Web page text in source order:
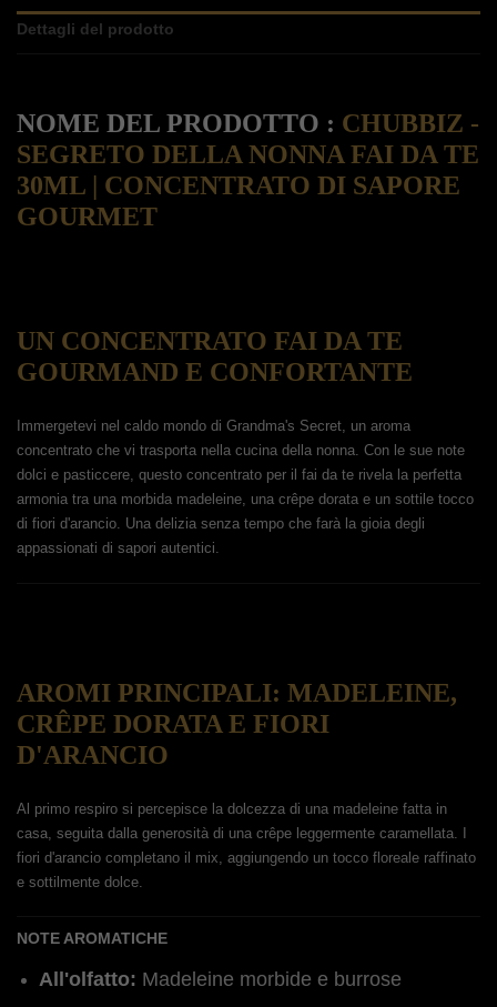
Dettagli del prodotto
NOME DEL PRODOTTO : CHUBBIZ -
SEGRETO DELLA NONNA FAI DA TE
30ML | CONCENTRATO DI SAPORE
GOURMET
UN CONCENTRATO FAI DA TE
GOURMAND E CONFORTANTE
Immergetevi nel caldo mondo di Grandma's Secret, un aroma
concentrato che vi trasporta nella cucina della nonna. Con le sue note
dolci e pasticcere, questo concentrato per il fai da te rivela la perfetta
armonia tra una morbida madeleine, una crêpe dorata e un sottile tocco
di fiori d'arancio. Una delizia senza tempo che farà la gioia degli
appassionati di sapori autentici.
AROMI PRINCIPALI: MADELEINE,
CRÊPE DORATA E FIORI
D'ARANCIO
Al primo respiro si percepisce la dolcezza di una madeleine fatta in
casa, seguita dalla generosità di una crêpe leggermente caramellata. I
fiori d'arancio completano il mix, aggiungendo un tocco floreale raffinato
e sottilmente dolce.
NOTE AROMATICHE
All'olfatto: Madeleine morbide e burrose